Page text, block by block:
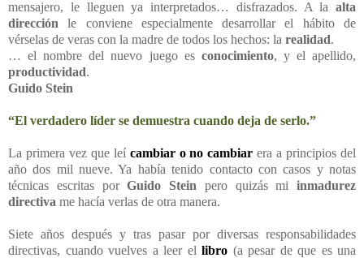
mensajero, le lleguen ya interpretados… disfrazados. A la alta
dirección le conviene especialmente desarrollar el hábito de
vérselas de veras con la madre de todos los hechos: la realidad.
… el nombre del nuevo juego es conocimiento, y el apellido,
productividad.
Guido Stein
“El verdadero líder se demuestra cuando deja de serlo.”
La primera vez que leí cambiar o no cambiar era a principios del
año dos mil nueve. Ya había tenido contacto con casos y notas
técnicas escritas porGuido Stein pero quizás mi inmadurez
directiva me hacía verlas de otra manera.
Siete años después y tras pasar por diversas responsabilidades
directivas, cuando vuelves a leer el libro (a pesar de que es una